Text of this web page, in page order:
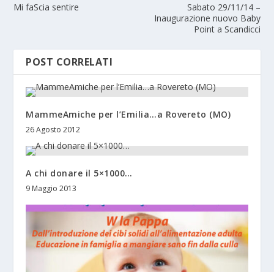
Mi faScia sentire
Sabato 29/11/14 –
Inaugurazione nuovo Baby
Point a Scandicci
POST CORRELATI
MammeAmiche per l’Emilia…a Rovereto (MO)
26 Agosto 2012
A chi donare il 5×1000…
9 Maggio 2013